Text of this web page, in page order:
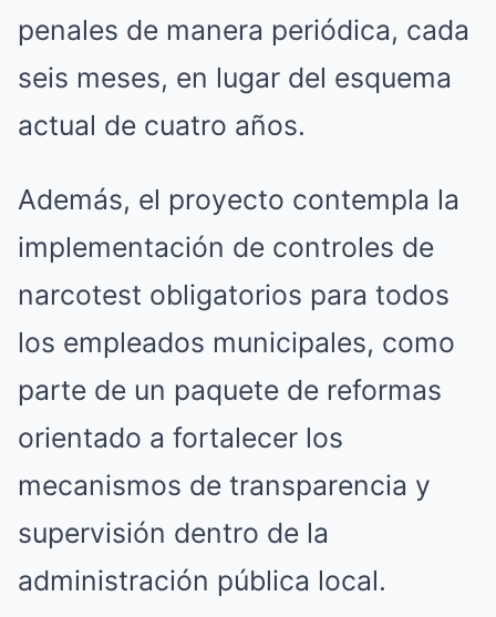
penales de manera periódica, cada
seis meses, en lugar del esquema
actual de cuatro años.
Además, el proyecto contempla la
implementación de controles de
narcotest obligatorios para todos
los empleados municipales, como
parte de un paquete de reformas
orientado a fortalecer los
mecanismos de transparencia y
supervisión dentro de la
administración pública local.